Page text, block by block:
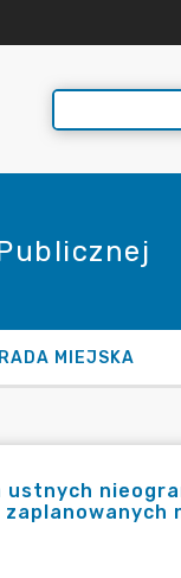
RADA MIEJSKA
ustnych